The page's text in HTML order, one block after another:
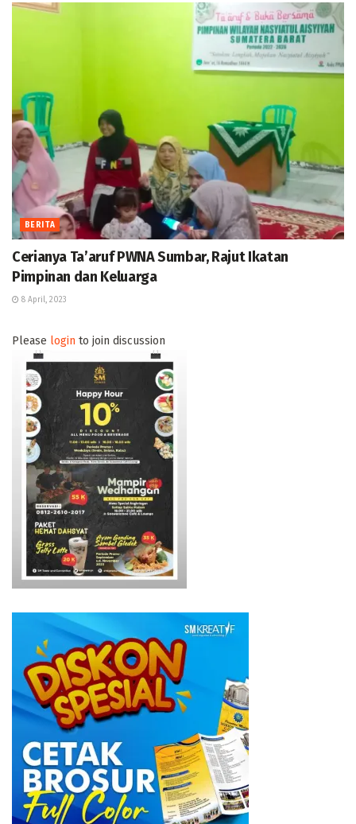
BERITA
Cerianya Ta’aruf PWNA Sumbar, Rajut Ikatan
Pimpinan dan Keluarga
8 April, 2023
Please login to join discussion